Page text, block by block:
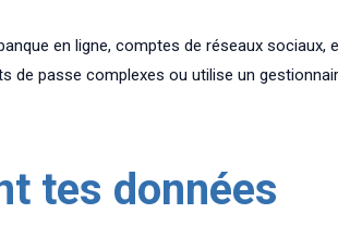
en ligne, comptes de réseaux sociaux,
passe complexes ou utilise un
tes données